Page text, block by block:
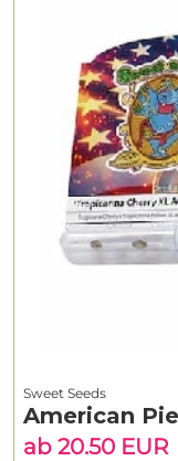
Sweet Seeds
American
ab 20.50 EUR